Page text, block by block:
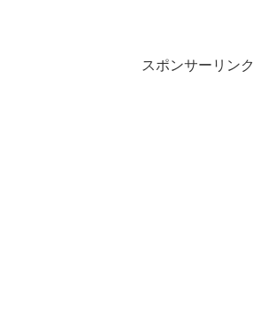
スポンサーリンク